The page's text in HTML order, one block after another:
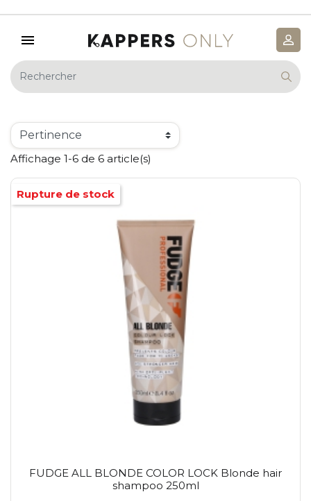
Affichage 1-6 de 6 article(s)
FUDGE ALL BLONDE COLOR LOCK Blonde hair
shampoo 250ml
Rupture de stock